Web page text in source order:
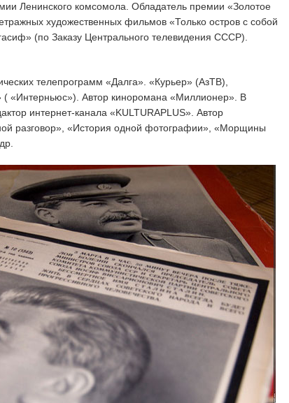
Ленинского комсомола. Обладатель премии «Золотое
художественных фильмов «Только остров с собой
(по Заказу Центрального телевидения СССР).
телепрограмм «Далга». «Курьер» (АзТВ),
( «Интерньюс»). Автор киноромана «Миллионер». В
интернет-канала «KULTURAPLUS». Автор
разговор», «История одной фотографии», «Морщины